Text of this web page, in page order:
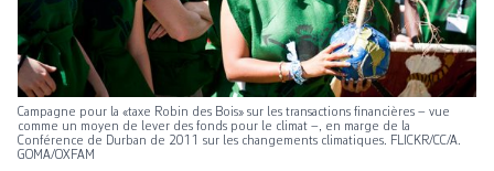
Campagne pour la «taxe Robin des Bois» sur les transactions financières – vue
comme un moyen de lever des fonds pour le climat –, en marge de la
Conférence de Durban de 2011 sur les changements climatiques. FLICKR/CC/A.
GOMA/OXFAM